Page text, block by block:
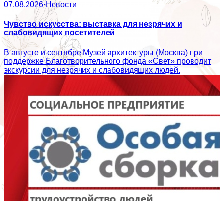
07.08.2026·Новости
Чувство искусства: выставка для незрячих и
слабовидящих посетителей
В августе и сентябре Музей архитектуры (Москва) при
поддержке Благотворительного фонда «Свет» проводит
экскурсии для незрячих и слабовидящих людей.